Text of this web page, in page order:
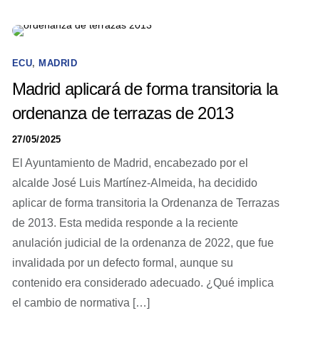
ECU, MADRID
Madrid aplicará de forma transitoria la
ordenanza de terrazas de 2013
27/05/2025
El Ayuntamiento de Madrid, encabezado por el
alcalde José Luis Martínez-Almeida, ha decidido
aplicar de forma transitoria la Ordenanza de Terrazas
de 2013. Esta medida responde a la reciente
anulación judicial de la ordenanza de 2022, que fue
invalidada por un defecto formal, aunque su
contenido era considerado adecuado. ¿Qué implica
el cambio de normativa […]